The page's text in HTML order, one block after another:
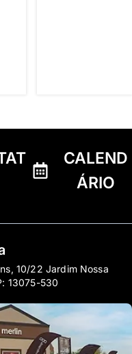
CALEND
ÁRIO
10/22 Jardim Nossa
13075-530